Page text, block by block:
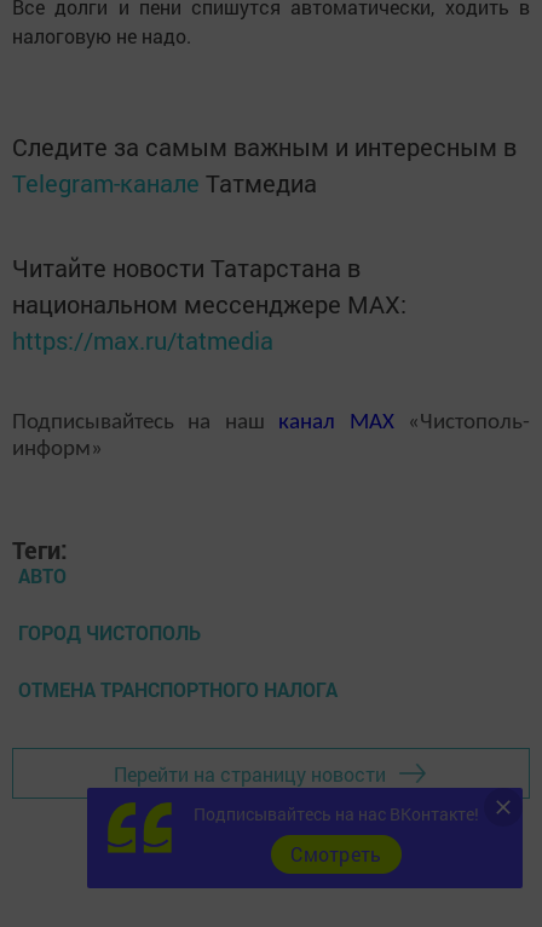
Все долги и пени спишутся автоматически, ходить в
налоговую не надо.
Следите за самым важным и интересным в
Telegram-канале Татмедиа
Читайте новости Татарстана в
национальном мессенджере MАХ:
https://max.ru/tatmedia
Подписывайтесь на наш канал MAX«Чистополь-
информ»
Теги:
АВТО
ГОРОД ЧИСТОПОЛЬ
ОТМЕНА ТРАНСПОРТНОГО НАЛОГА
Перейти на страницу новости
Подписывайтесь на нас ВКонтакте!
Cмотреть